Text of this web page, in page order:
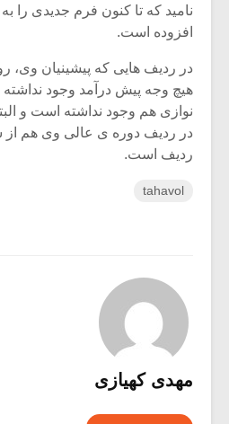
نامید که تا کنون فرم جدیدی را
افزوده است.
در ردیف هایی که پیشینیان وی،
هیچ وجه پیش درآمد وجود
نوازی هم وجود نداشته است و
در ردیف دوره ی عالی وی هم
ردیف است.
tahavol
مهدی کهیازی